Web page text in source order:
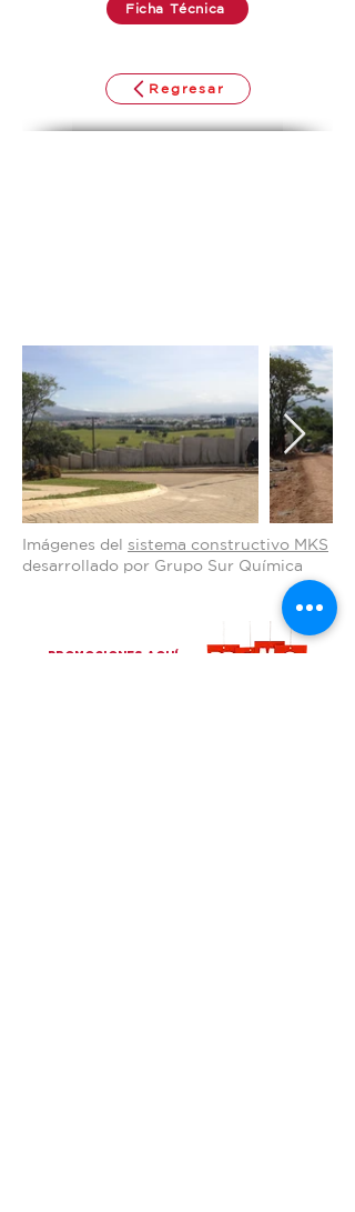
Ficha Técnica
Regresar
Imágenes del sistema constructivo MKS
desarrollado por Grupo Sur Química
PROMOCIONES AQUÍ